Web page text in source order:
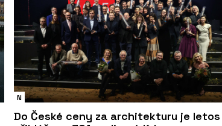
N
Do České ceny za architekturu je letos